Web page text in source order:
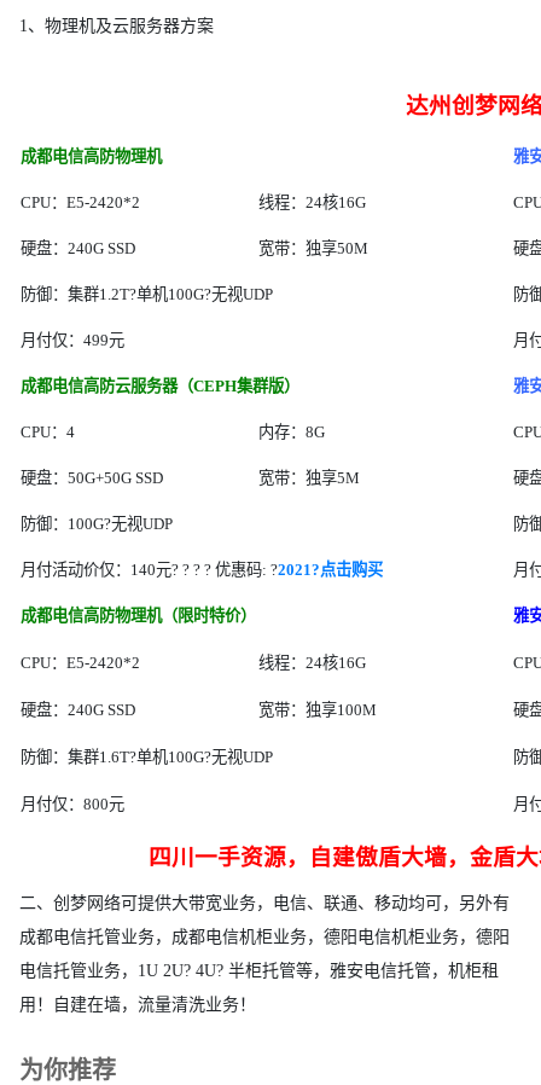
1、物理机及云服务器方案
达州创梦网
成都电信高防物理机 雅
CPU：E5-2420*2 线程：24核16G
硬盘：240G SSD 宽带：独享50M 硬
防御：集群1.2T?单机100G?无视UDP 防
月付仅：499元 月
成都电信高防云服务器（CEPH集群版） 雅
CPU：4 内存：8G
硬盘：50G+50G SSD 宽带：独享5M 硬
防御：100G?无视UDP 防
月付活动价仅：140元? ? ? ? 优惠码: ?2021?点击购买 月
成都电信高防物理机（限时特价） 雅
CPU：E5-2420*2 线程：24核16G
硬盘：240G SSD 宽带：独享100M 硬
防御：集群1.6T?单机100G?无视UDP 防
月付仅：800元 月
四川一手资源，自建傲盾大墙，金盾
二、创梦网络可提供大带宽业务，电信、联通、移动均可，另外有
成都电信托管业务，成都电信机柜业务，德阳电信机柜业务，德阳
电信托管业务，1U 2U? 4U? 半柜托管等，雅安电信托管，机柜租
用！自建在墙，流量清洗业务！
为你推荐